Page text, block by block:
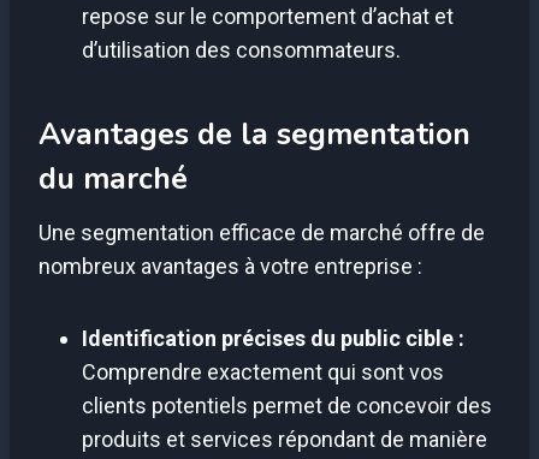
repose sur le comportement d’achat et
d’utilisation des consommateurs.
Avantages de la segmentation
du marché
Une segmentation efficace de marché offre de
nombreux avantages à votre entreprise :
Identification précises du public cible :
Comprendre exactement qui sont vos
clients potentiels permet de concevoir des
produits et services répondant de manière